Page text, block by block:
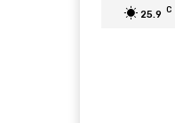
25.9 C